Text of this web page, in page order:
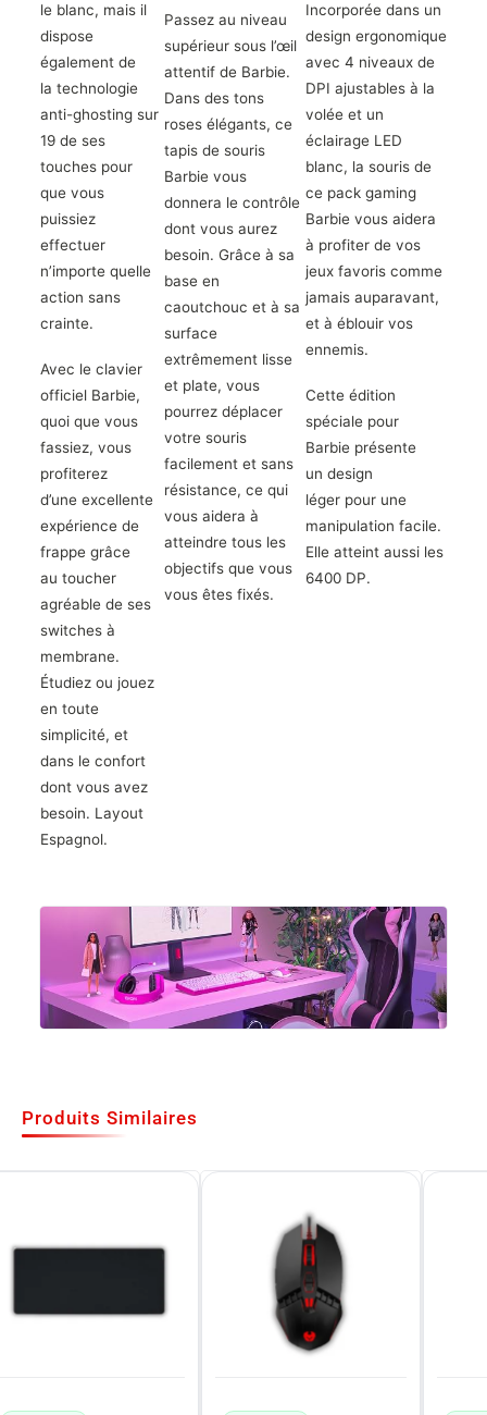
le blanc, mais il
dispose
également de
la technologie
anti-ghosting sur
19 de ses
touches pour
que vous
puissiez
effectuer
n’importe quelle
action sans
crainte.
Avec le clavier
officiel Barbie,
quoi que vous
fassiez, vous
profiterez
d’une excellente
expérience de
frappe grâce
au toucher
agréable de ses
switches à
membrane.
Étudiez ou jouez
en toute
simplicité, et
dans le confort
dont vous avez
besoin. Layout
Espagnol.
Passez au niveau
supérieur sous l’œil
attentif de Barbie.
Dans des tons
roses élégants, ce
tapis de souris
Barbie vous
donnera le contrôle
dont vous aurez
besoin. Grâce à sa
base en
caoutchouc et à sa
surface
extrêmement lisse
et plate, vous
pourrez déplacer
votre souris
facilement et sans
résistance, ce qui
vous aidera à
atteindre tous les
objectifs que vous
vous êtes fixés.
Incorporée dans un
design ergonomique
avec 4 niveaux de
DPI ajustables à la
volée et un
éclairage LED
blanc, la souris de
ce pack gaming
Barbie vous aidera
à profiter de vos
jeux favoris comme
jamais auparavant,
et à éblouir vos
ennemis.
Cette édition
spéciale pour
Barbie présente
un design
léger pour une
manipulation facile.
Elle atteint aussi les
6400 DP.
Produits Similaires